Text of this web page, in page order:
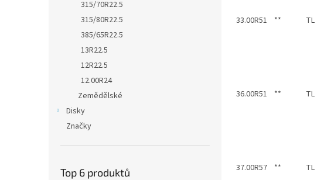
315/70R22.5
315/80R22.5
385/65R22.5
13R22.5
12R22.5
12.00R24
Zemědělské
Disky
Značky
Top 6 produktů
33.00R51 ** TL
36.00R51 ** TL
37.00R57 ** TL